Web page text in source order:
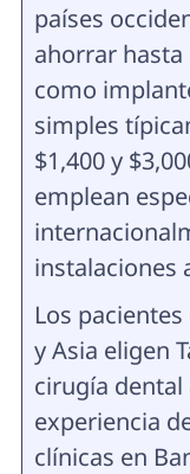
países
ahorrar hasta
como
simples
$1,400 y
emplean
instalaciones
Los
y Asia eligen
cirugía dental
experiencia
clínicas en